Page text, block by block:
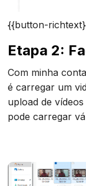
{{button-
Etapa 2:
Com minha
é carregar um
upload de
pode carregar